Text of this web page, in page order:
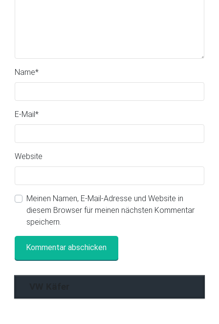
Name*
E-Mail *
Website
Meinen Namen, E-Mail-Adresse und Website in
diesem Browser für meinen nächsten Kommentar
speichern.